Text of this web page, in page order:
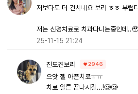
저보다도 더 건치네요 보리 ㅎㅎ 부럽
저는 신경치료로 치과다니는중인데..🥹
25-11-15 21:24
진도견보리 2946
으앗 젤 아픈치료ㅠㅠ
치료 얼른 끝나시길...!🥲🥲